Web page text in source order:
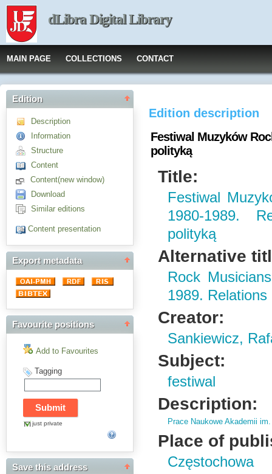
dLibra Digital Library
MAIN PAGE COLLECTIONS CONTACT
Edition
Description
Information
Structure
Content
Content(new window)
Download
Similar editions
Content presentation
Export metadata
Favourite positions
Add to Favourites
Tagging
just private
Save this address
Edition description
Festiwal Muzyków
polityką
Title:
Festiwal
1980-1989.
polityką
Alternative
Rock
1989.
Creator:
Sankiewicz,
Subject:
festiwal
Description:
Prace Naukowe Akademii im.
Place of
Częstochowa